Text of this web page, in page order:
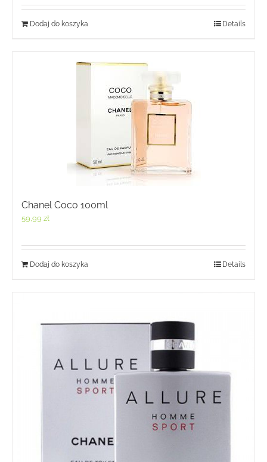
Dodaj do koszyka Details
Chanel Coco 100ml
59,99 zł
Dodaj do koszyka Details